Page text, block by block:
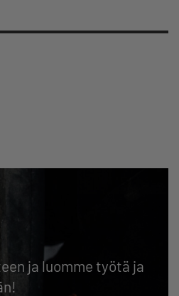
ja luomme työtä ja